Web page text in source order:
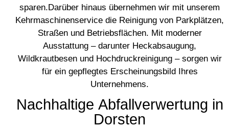
sparen. Darüber hinaus übernehmen wir mit unserem
Kehrmaschinenservice die Reinigung von Parkplätzen,
Straßen und Betriebsflächen. Mit moderner
Ausstattung – darunter Heckabsaugung,
Wildkrautbesen und Hochdruckreinigung – sorgen wir
für ein gepflegtes Erscheinungsbild Ihres
Unternehmens.
Nachhaltige Abfallverwertung in
Dorsten